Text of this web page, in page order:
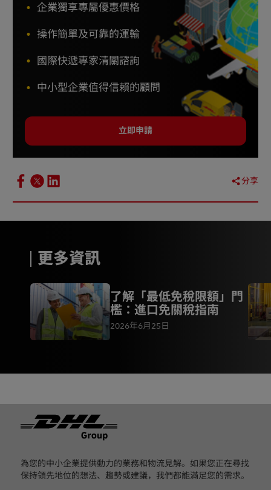
企業獨享專屬優惠價格
操作簡單及可靠的運輸
國際快遞專家清關諮詢
中小型企業值得信賴的顧問
立即申請
分享
更多資訊
了解「最低免稅限額」門
檻：進口免關稅指南
2026年6月25日
為您的中小企業提供動力的業務和物流見解。如果您正在尋找
保持領先地位的想法、趨勢或建議，我們都能滿足您的需求。